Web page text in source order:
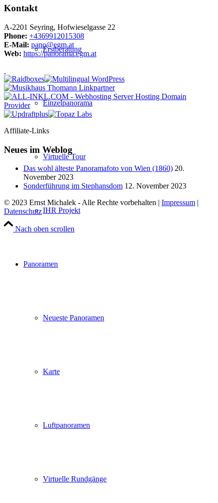
Erstberatung
Einzelpanorama
Virtuelle Tour
IHR Projekt
Panoramen
Neueste Panoramen
Karte
Luftpanoramen
Virtuelle Rundgänge
Kontakt
A-2201 Seyring, Hofwieselgasse 22
Phone: +4369912015308
E-Mail: pano@egm.at
Web: https://panorama.egm.at
Affiliate-Links
Neues im Weblog
Das wohl älteste Panoramafoto von Wien (1860) 20.
November 2023
Sonderführung im Stephansdom 12. November 2023
© 2023 Ernst Michalek - Alle Rechte vorbehalten | Impressum |
Datenschutz
Nach oben scrollen